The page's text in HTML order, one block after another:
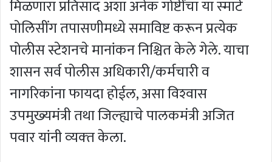
मिळणारा प्रतिसाद अशा अनेक गोष्टींचा या स्‍मार्ट
पोलिसींग तपासणीमध्ये समाविष्ट करून प्रत्येक
पोलीस स्टेशनचे मानांकन निश्चित केले गेले. याचा
शासन सर्व पोलीस अधिकारी/कर्मचारी व
नागरिकांना फायदा होईल, असा विश्‍वास
उपमुख्‍यमंत्री तथा जिल्‍ह्याचे पालकमंत्री अजित
पवार यांनी व्‍यक्‍त केला.